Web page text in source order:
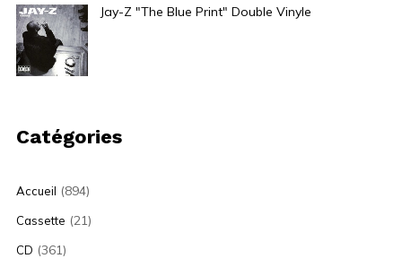
Jay-Z "The Blue Print" Double Vinyle
Catégories
Accueil (894)
Cassette (21)
CD (361)